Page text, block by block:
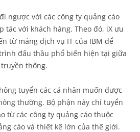
ngược với các công ty quảng cáo
tác với khách hàng. Theo đó, iX ưu
từ mảng dịch vụ IT của IBM để
đấu thầu phổ biến hiện tại giữa
thống.
tuyển các cá nhân muốn được
thường. Bộ phận này chỉ tuyển
từ các công ty quảng cáo thuộc
cáo và thiết kế lớn của thế giới.